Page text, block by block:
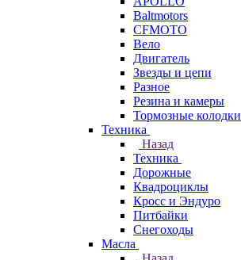
Baltmotors
CFMOTO
Вело
Двигатель
Звезды и цепи
Разное
Резина и камеры
Тормозные колодки
Техника
Назад
Техника
Дорожные
Квадроциклы
Кросс и Эндуро
Питбайки
Снегоходы
Масла